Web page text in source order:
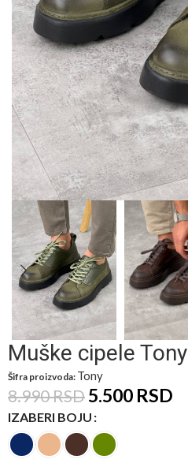
Muške cipele Tony
Šifra proizvoda: Tony
8.990RSD 5.500 RSD
IZABERI BOJU